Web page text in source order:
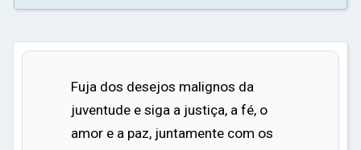
Fuja dos desejos malignos da
juventude e siga a justiça, a fé, o
amor e a paz, juntamente com os